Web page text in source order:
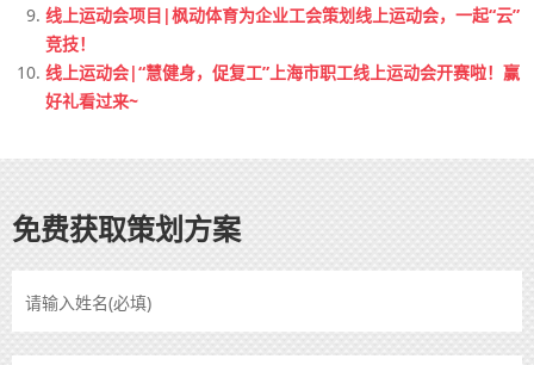
线上运动会项目|枫动体育为企业工会策划线上运动会，一起“云”
竞技！
线上运动会|“慧健身，促复工”上海市职工线上运动会开赛啦！赢
好礼看过来~
免费获取策划方案